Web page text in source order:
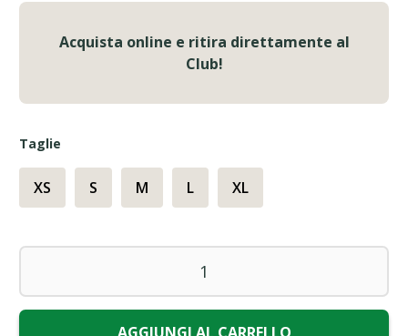
Acquista online e ritira direttamente al
Club!
Taglie
XS S M L XL